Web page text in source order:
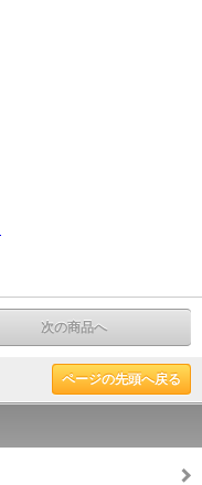
次の商品へ
ページの先頭へ戻る